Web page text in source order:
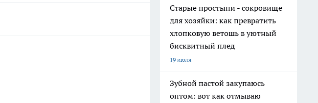
Старые простыни - сокровище
для хозяйки: как превратить
хлопковую ветошь в уютный
бисквитный плед
19 июля
Зубной пастой закупаюсь
оптом: вот как отмываю